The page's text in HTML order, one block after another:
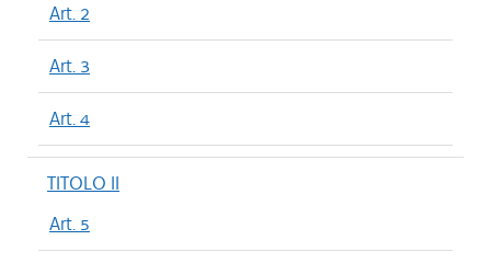
Art. 2
Art. 3
Art. 4
TITOLO II
Art. 5